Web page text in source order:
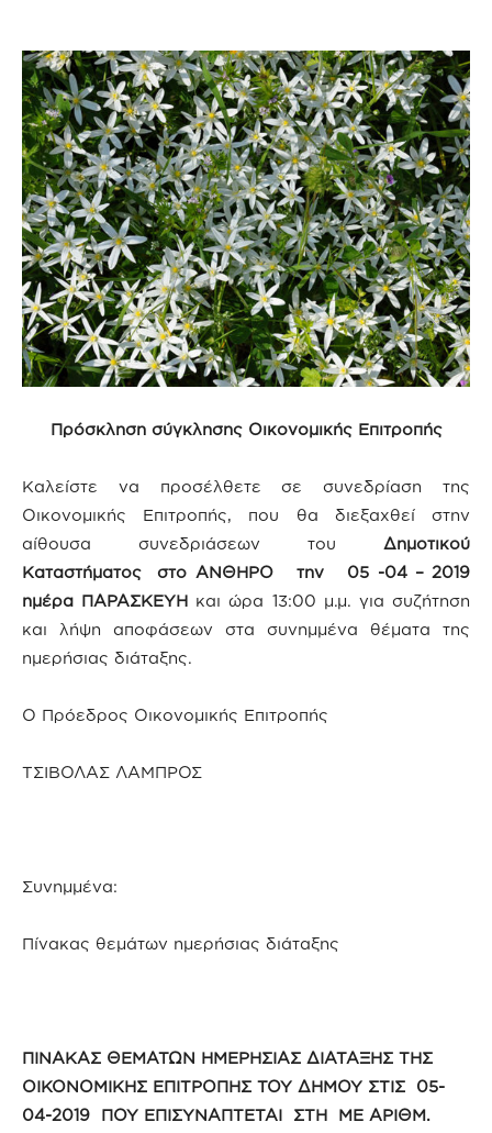
Πρόσκληση σύγκλησης Οικονομικής Επιτροπής
Καλείστε να προσέλθετε σε συνεδρίαση της
Οικονομικής Επιτροπής, που θα διεξαχθεί στην
αίθουσα συνεδριάσεων του Δημοτικού
Καταστήματος στο ΑΝΘΗΡΟ την 05 -04 – 2019
ημέρα ΠΑΡΑΣΚΕΥΗ και ώρα 13:00 μ.μ. για συζήτηση
και λήψη αποφάσεων στα συνημμένα θέματα της
ημερήσιας διάταξης.
Ο Πρόεδρος Οικονομικής Επιτροπής
ΤΣΙΒΟΛΑΣ ΛΑΜΠΡΟΣ
Συνημμένα:
Πίνακας θεμάτων ημερήσιας διάταξης
ΠΙΝΑΚΑΣ ΘΕΜΑΤΩΝ ΗΜΕΡΗΣΙΑΣ ΔΙΑΤΑΞΗΣ ΤΗΣ
ΟΙΚΟΝΟΜΙΚΗΣ ΕΠΙΤΡΟΠΗΣ ΤΟΥ ΔΗΜΟΥ ΣΤΙΣ 05-
04-2019 ΠΟΥ ΕΠΙΣΥΝΑΠΤΕΤΑΙ ΣΤΗ ΜΕ ΑΡΙΘΜ.